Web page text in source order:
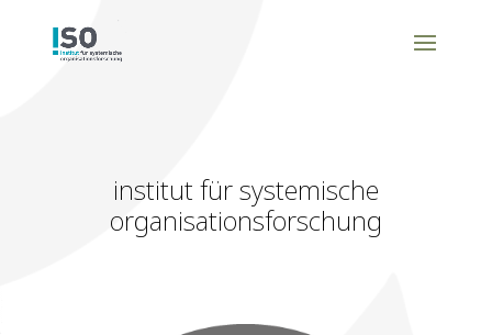
institut für systemische
organisationsforschung